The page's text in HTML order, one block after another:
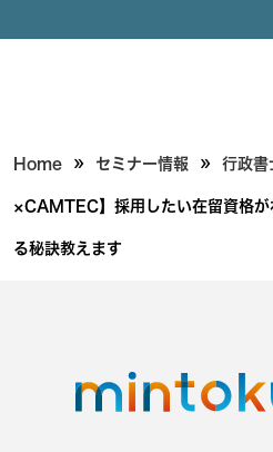
Home » セミナー情報 » 行政書
×CAMTEC】採用したい在留資格
る秘訣教えます